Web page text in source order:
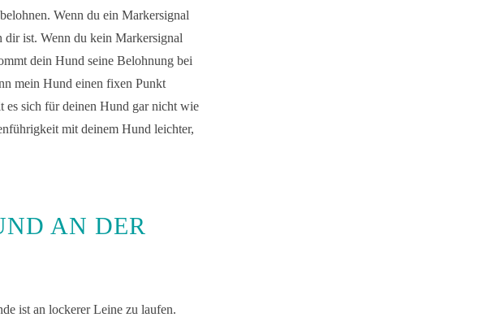
Wenn du ein Markersignal
dir ist. Wenn du kein Markersignal
dein Hund seine Belohnung bei
mein Hund einen fixen Punkt
es sich für deinen Hund gar nicht wie
mit deinem Hund leichter,
AN DER
ist an lockerer Leine zu laufen.